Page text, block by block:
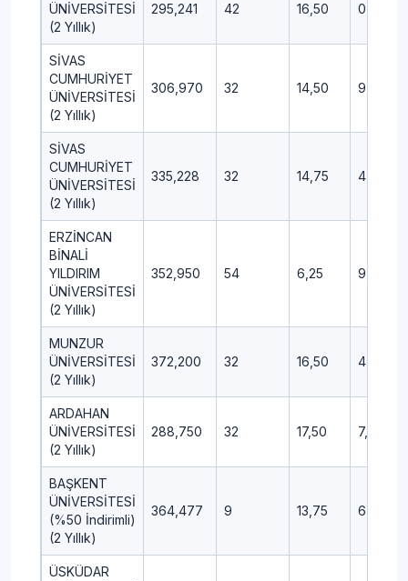
ÜNİVERSİTESİ
(2 Yıllık)
295,241 42 16,50 0,50
SİVAS
CUMHURİYET
ÜNİVERSİTESİ
(2 Yıllık)
306,970 32 14,50 9,00
SİVAS
CUMHURİYET
ÜNİVERSİTESİ
(2 Yıllık)
335,228 32 14,75 4,25
ERZİNCAN
BİNALİ
YILDIRIM
ÜNİVERSİTESİ
(2 Yıllık)
352,950 54 6,25 9,75
MUNZUR
ÜNİVERSİTESİ
(2 Yıllık)
372,200 32 16,50 4,25
ARDAHAN
ÜNİVERSİTESİ
(2 Yıllık)
288,750 32 17,50 7,50
BAŞKENT
ÜNİVERSİTESİ
(%50 İndirimli)
(2 Yıllık)
364,477 9 13,75 6,00
ÜSKÜDAR